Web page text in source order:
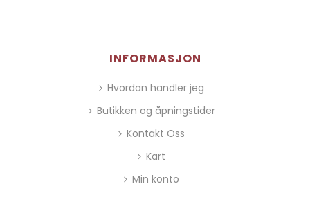
INFORMASJON
Hvordan handler jeg
Butikken og åpningstider
Kontakt Oss
Kart
Min konto